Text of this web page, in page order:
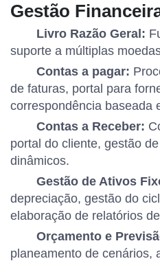
Gestão
Livro Razão Geral:
suporte a múltiplas
Contas a pagar:
de faturas, portal para
correspondência baseada
Contas a Receber:
portal do cliente, gestão
dinâmicos.
Gestão de Ativos
depreciação, gestão do
elaboração de relatórios
Orçamento e
planeamento de cenários,